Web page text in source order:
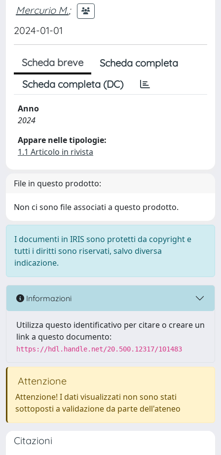
Mercurio M.;
2024-01-01
Scheda breve
Scheda completa
Scheda completa (DC)
Anno
2024
Appare nelle tipologie:
1.1 Articolo in rivista
File in questo prodotto:
Non ci sono file associati a questo prodotto.
I documenti in IRIS sono protetti da copyright e
tutti i diritti sono riservati, salvo diversa
indicazione.
Informazioni
Utilizza questo identificativo per citare o creare un
link a questo documento:
https://hdl.handle.net/20.500.12317/101483
Attenzione
Attenzione! I dati visualizzati non sono stati
sottoposti a validazione da parte dell'ateneo
Citazioni